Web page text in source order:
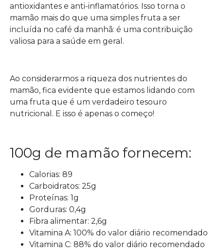
antioxidantes e anti-inflamatórios. Isso torna o
mamão mais do que uma simples fruta a ser
incluída no café da manhã: é uma contribuição
valiosa para a saúde em geral.
Ao considerarmos a riqueza dos nutrientes do
mamão, fica evidente que estamos lidando com
uma fruta que é um verdadeiro tesouro
nutricional. E isso é apenas o começo!
100g de mamão fornecem:
Calorias: 89
Carboidratos: 25g
Proteínas: 1g
Gorduras: 0,4g
Fibra alimentar: 2,6g
Vitamina A: 100% do valor diário recomendado
Vitamina C: 88% do valor diário recomendado